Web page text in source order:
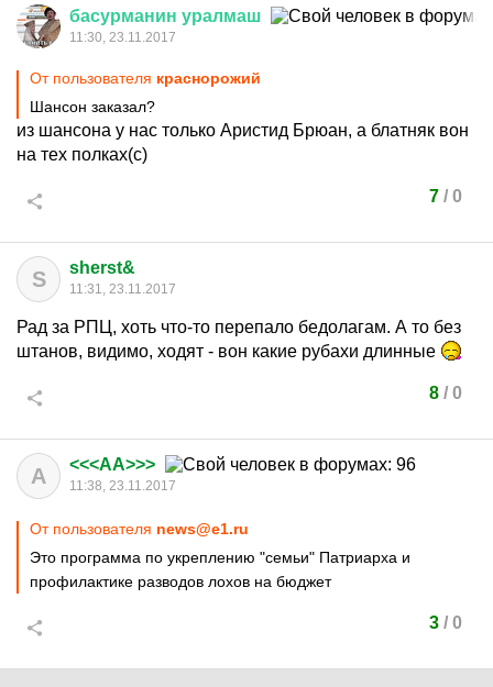
басурманин уралмаш
11:30, 23.11.2017
От пользователя краснорожий
Шансон заказал?
из шансона у нас только Аристид Брюан, а блатняк вон
на тех полках(с)
7/ 0
S sherst&
11:31, 23.11.2017
Рад за РПЦ, хоть что-то перепало бедолагам. А то без
штанов, видимо, ходят - вон какие рубахи длинные
8/ 0
A <<<AA>>>
11:38, 23.11.2017
От пользователя news@e1.ru
Это программа по укреплению "семьи" Патриарха и
профилактике разводов лохов на бюджет
3/ 0